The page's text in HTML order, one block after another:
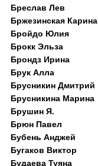
Бреслав Лев
Бржезинская Карина
Бройдо Юлия
Брокк Эльза
Брондз Ирина
Брук Алла
Брусникин Дмитрий
Брусникина Марина
Брушин Я.
Брюн Павел
Бубень Анджей
Бугаков Виктор
Будаева Туяна